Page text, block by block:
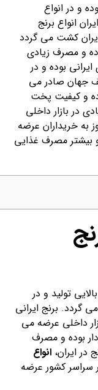
و در انواع
انواع برنج
کشت می گردد
و مصرف زیادی
بوده و در
جهان صادر می
و کیفیت پخت
در بازار داخلی
به خریداران عرضه
بیشتر مصرف غذایی
تولید و در
گردد. برنج ایرانی
داخلی عرضه می
بوده و مصرف
در ایران،انواع
سراسر کشور عرضه